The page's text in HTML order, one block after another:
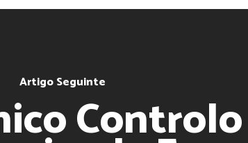
Artigo Seguinte